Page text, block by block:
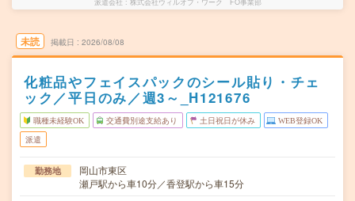
未読 掲載日 2026/08/08
化粧品やフェイスパックのシール貼り・チェ
ック／平日のみ／週3～_H121676
職種未経験OK 交通費別途支給あり 土日祝日が休み WEB登録OK
派遣
勤務地
岡山市東区
瀬戸駅から車10分／香登駅から車15分